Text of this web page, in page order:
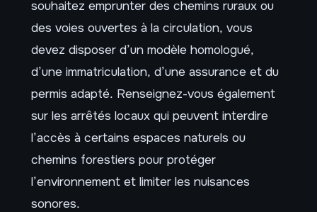
souhaitez emprunter des chemins ruraux ou
des voies ouvertes à la circulation, vous
devez disposer d’un modèle homologué,
d’une immatriculation, d’une assurance et du
permis adapté. Renseignez-vous également
sur les arrêtés locaux qui peuvent interdire
l’accès à certains espaces naturels ou
chemins forestiers pour protéger
l’environnement et limiter les nuisances
sonores.